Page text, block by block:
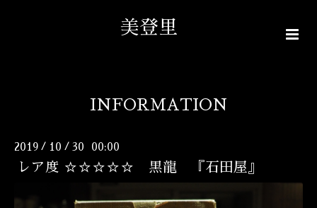
美登里
INFORMATION
2019 / 10 / 30 00:00
レア度 ☆☆☆☆☆ 黒龍 『石田屋』